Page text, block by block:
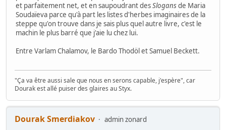
et parfaitement net, et en saupoudrant desSlogansde Maria
Soudaïeva parce qu'à part les listes d'herbes imaginaires de la
steppe qu'on trouve dans je sais plus quel autre livre, c'est le
machin le plus barré que j'aie lu chez lui.
Entre Varlam Chalamov, le Bardo Thodöl et Samuel Beckett.
"Ça va être aussi sale que nous en serons capable, j'espère", car
Dourak est allé puiser des glaires au Styx.
Dourak Smerdiakov
admin zonard